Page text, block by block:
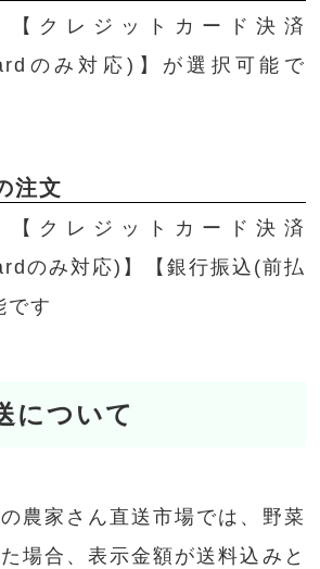
【クレジットカード決済
のみ対応)】が選択可能で
注文
【クレジットカード決済
のみ対応)】【銀行振込(前払
です
について
農家さん直送市場では、野菜
場合、表示金額が送料込みと